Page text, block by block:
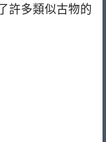
許多類似古物的